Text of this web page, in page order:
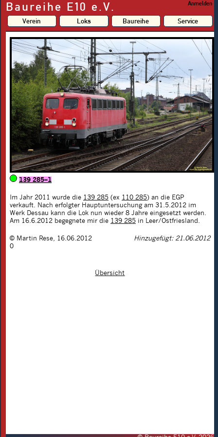
Baureihe E10 e.V. Anmelden
Verein Loks Baureihe Service
139 285–1
Im Jahr 2011 wurde die 139 285 (ex 110 285) an die EGP
verkauft. Nach erfolgter Hauptuntersuchung am 31.5.2012 im
Werk Dessau kann die Lok nun wieder 8 Jahre eingesetzt werden.
Am 16.6.2012 begegnete mir die 139 285 in Leer/Ostfriesland.
© Martin Rese 16.06.2012
Hinzugefügt: 21.06.2012
0
Übersicht